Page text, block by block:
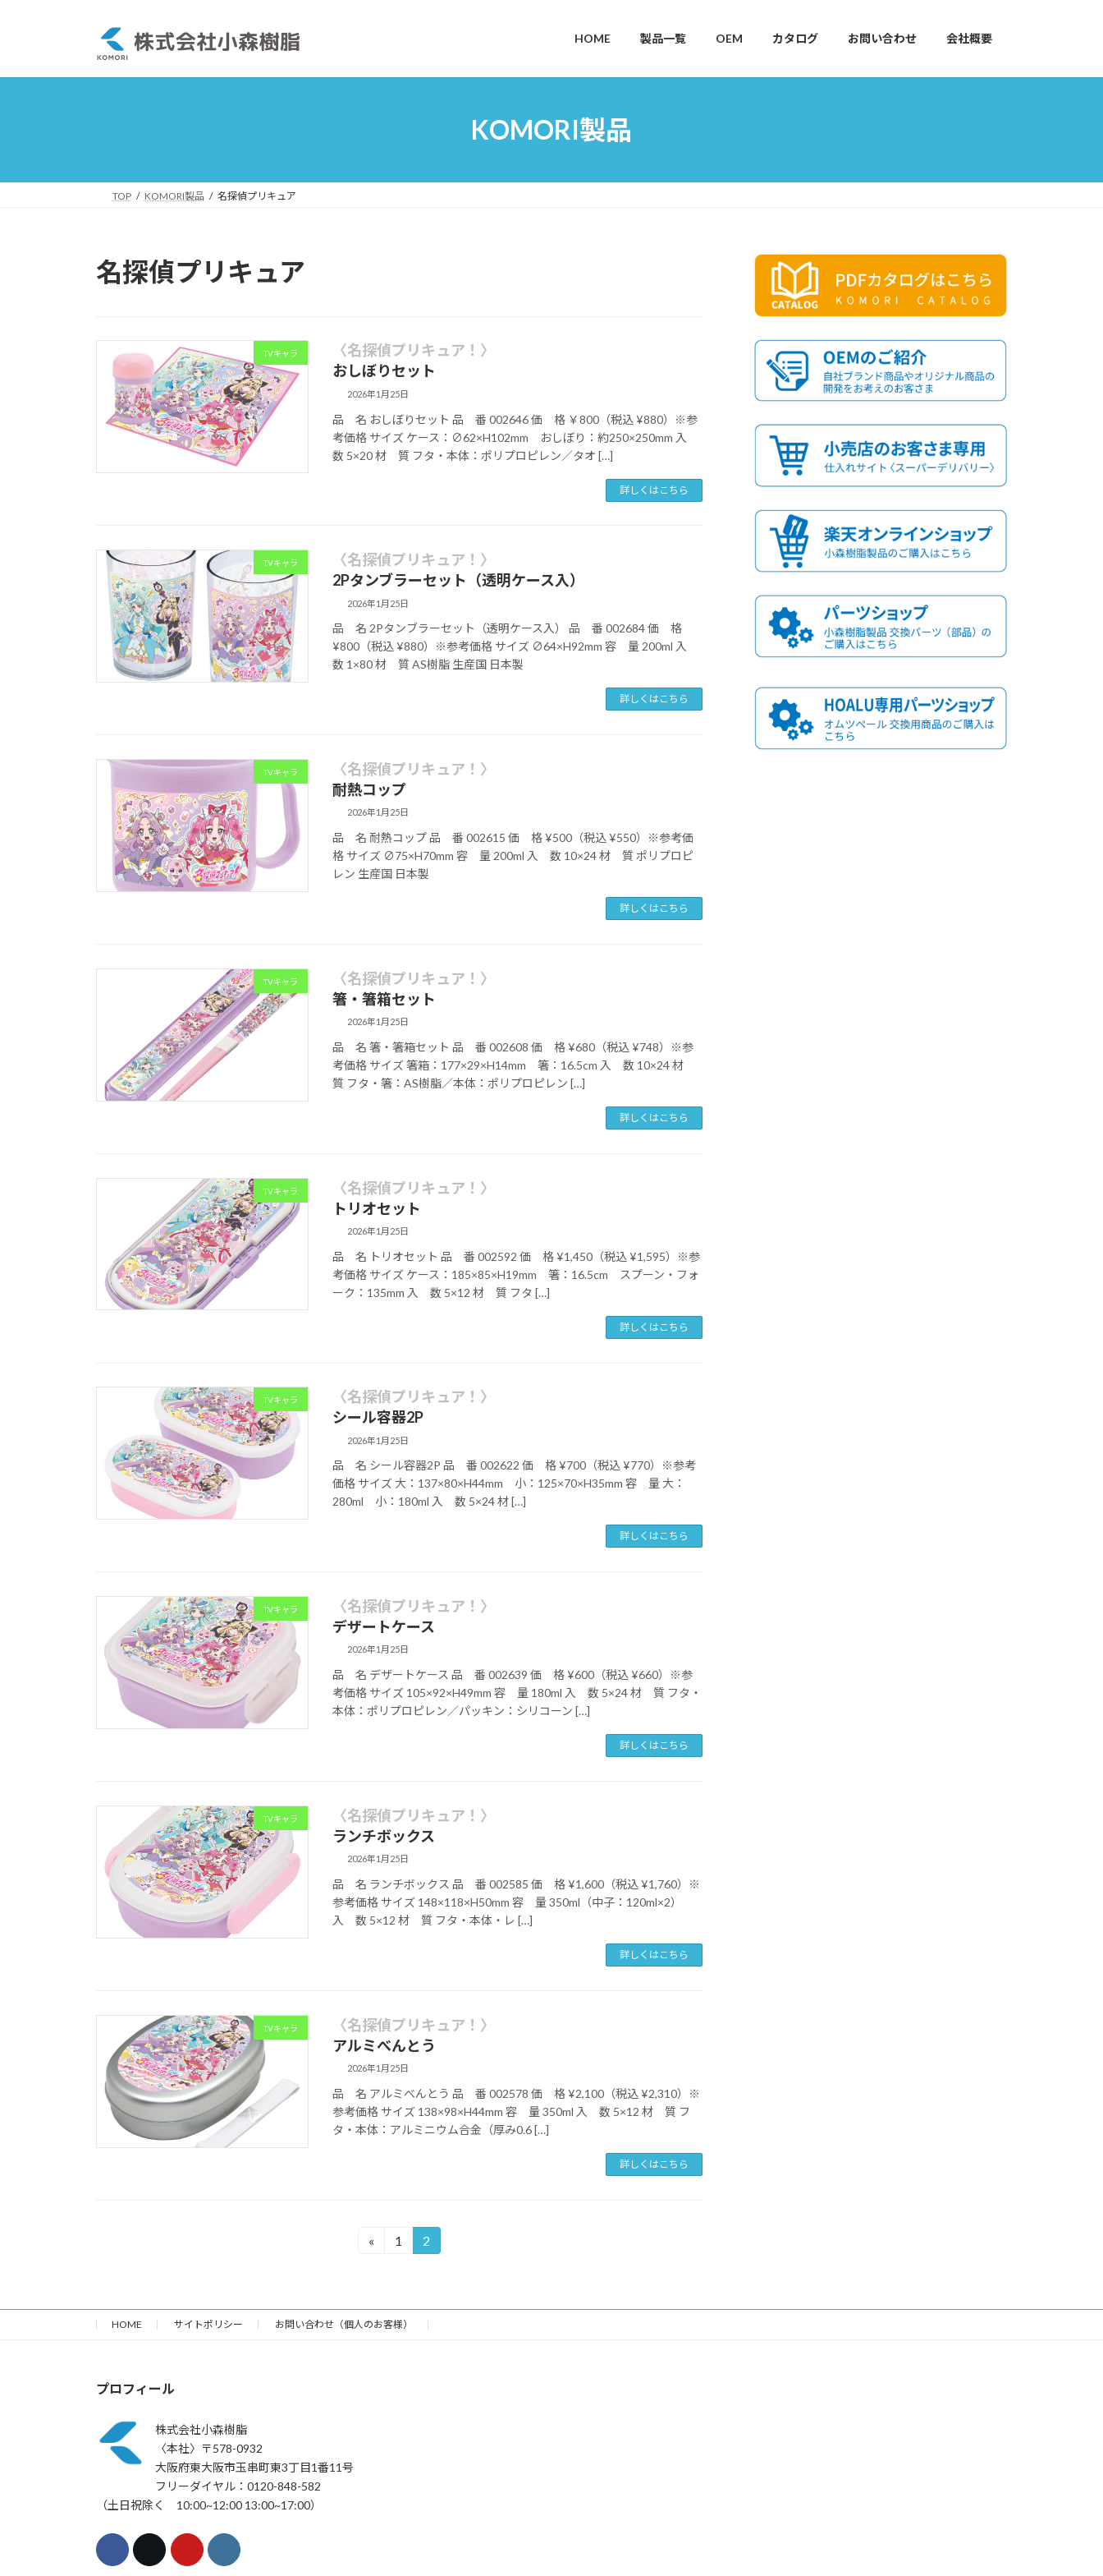
プ
動
HOME 製品一覧 OEM カタログ お問い合わせ 会社概要
KOMORI製品
TOP KOMORI製品 名探偵プリキュア
名探偵プリキュア
TVキャラ
〈名探偵プリキュア！〉
おしぼりセット
2026年1月25日
品 名 おしぼりセット 品 番 002646 価 格 ￥800（税込 ¥880）※参
考価格 サイズ ケース：∅62×H102mm おしぼり：約250×250mm 入
数 5×20 材 質 フタ・本体：ポリプロピレン／タオ […]
詳しくはこちら
TVキャラ
〈名探偵プリキュア！〉
2Pタンブラーセット（透明ケース入）
2026年1月25日
品 名 2Pタンブラーセット（透明ケース入） 品 番 002684 価 格
¥800（税込 ¥880）※参考価格 サイズ ∅64×H92mm 容 量 200ml 入
数 1×80 材 質 AS樹脂 生産国 日本製
詳しくはこちら
TVキャラ
〈名探偵プリキュア！〉
耐熱コップ
2026年1月25日
品 名 耐熱コップ 品 番 002615 価 格 ¥500（税込 ¥550）※参考価
格 サイズ ∅75×H70mm 容 量 200ml 入 数 10×24 材 質 ポリプロピ
レン 生産国 日本製
詳しくはこちら
TVキャラ
〈名探偵プリキュア！〉
箸・箸箱セット
2026年1月25日
品 名 箸・箸箱セット 品 番 002608 価 格 ¥680（税込 ¥748）※参
考価格 サイズ 箸箱：177×29×H14mm 箸：16.5cm 入 数 10×24 材
質 フタ・箸：AS樹脂／本体：ポリプロピレン […]
詳しくはこちら
TVキャラ
〈名探偵プリキュア！〉
トリオセット
2026年1月25日
品 名 トリオセット 品 番 002592 価 格 ¥1,450（税込 ¥1,595）※参
考価格 サイズ ケース：185×85×H19mm 箸：16.5cm スプーン・フォ
ーク：135mm 入 数 5×12 材 質 フタ […]
詳しくはこちら
TVキャラ
〈名探偵プリキュア！〉
シール容器2P
2026年1月25日
品 名 シール容器2P 品 番 002622 価 格 ¥700（税込 ¥770）※参考
価格 サイズ 大：137×80×H44mm 小：125×70×H35mm 容 量 大：
280ml 小：180ml 入 数 5×24 材 […]
詳しくはこちら
TVキャラ
〈名探偵プリキュア！〉
デザートケース
2026年1月25日
品 名 デザートケース 品 番 002639 価 格 ¥600（税込 ¥660）※参
考価格 サイズ 105×92×H49mm 容 量 180ml 入 数 5×24 材 質 フタ・
本体：ポリプロピレン／パッキン：シリコーン […]
詳しくはこちら
TVキャラ
〈名探偵プリキュア！〉
ランチボックス
2026年1月25日
品 名 ランチボックス 品 番 002585 価 格 ¥1,600（税込 ¥1,760）※
参考価格 サイズ 148×118×H50mm 容 量 350ml（中子：120ml×2）
入 数 5×12 材 質 フタ・本体・レ […]
詳しくはこちら
TVキャラ
〈名探偵プリキュア！〉
アルミべんとう
2026年1月25日
品 名 アルミべんとう 品 番 002578 価 格 ¥2,100（税込 ¥2,310）※
参考価格 サイズ 138×98×H44mm 容 量 350ml 入 数 5×12 材 質 フ
タ・本体：アルミニウム合金（厚み0.6 […]
詳しくはこちら
の
ペ
ジ
送
り
«
固
ジ
1
固
ジ
2
HOME サイトポリシー お問い合わせ（個人のお客様）
プロフィール
株式会社小森樹脂
〈本社〉〒578-0932
大阪府東大阪市玉串町東3丁目1番11号
フリーダイヤル：0120-848-582
（土日祝除く 10:00~12:00 13:00~17:00）